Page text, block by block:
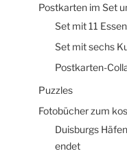
Postkarten im Set
Set mit 11
Set mit sechs
Postkarten-
Puzzles
Fotobücher zum
Duisburgs
endet